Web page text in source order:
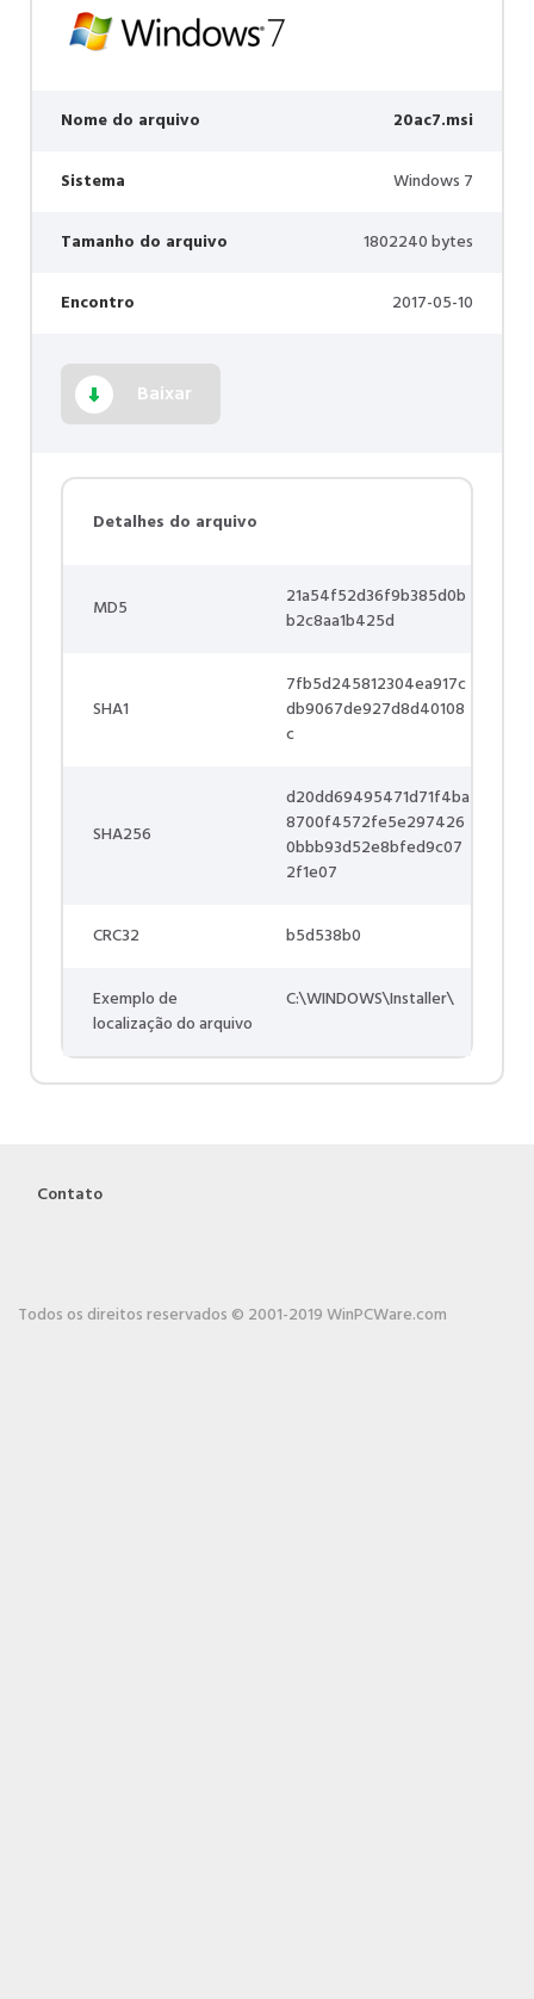
Nome do arquivo 20ac7.msi
Sistema Windows 7
Tamanho do arquivo 1802240 bytes
Encontro 2017-05-10
Baixar
Detalhes do arquivo
MD5
21a54f52d36f9b385d0b
b2c8aa1b425d
SHA1
7fb5d245812304ea917c
db9067de927d8d40108
c
SHA256
d20dd69495471d71f4ba
8700f4572fe5e297426
0bbb93d52e8bfed9c07
2f1e07
CRC32 b5d538b0
Exemplo de
localização do arquivo
C:\WINDOWS\Installer\
Contato
Todos os direitos reservados © 2001-2019 WinPCWare.com